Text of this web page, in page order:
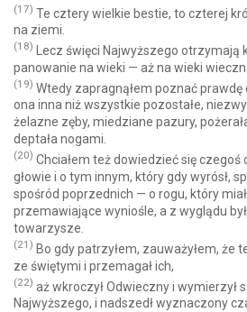
(17) Te cztery wielkie bestie, to czterej
na ziemi.
(18)
Lecz święci Najwyższego otrzymają
panowanie na wieki — aż na wieki
(19) Wtedy zapragnąłem poznać prawdę
ona inna niż wszystkie pozostałe,
żelazne zęby, miedziane pazury,
deptała nogami.
(20) Chciałem też dowiedzieć się czegoś
głowie i o tym innym, który gdy wyrósł,
spośród poprzednich — o rogu, który
przemawiające wyniośle, a z wyglądu
towarzysze.
(21) Bo gdy patrzyłem, zauważyłem, że
ze świętymi i przemagał ich,
(22) aż wkroczył Odwieczny i wymierzył
Najwyższego, i nadszedł wyznaczony